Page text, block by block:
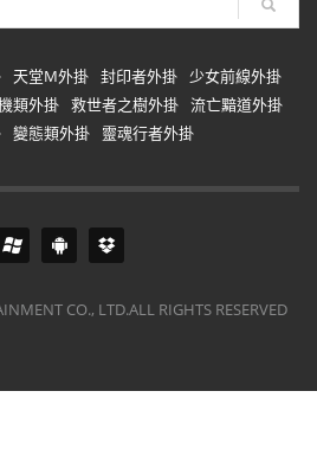
天堂M外掛 封印者外掛
少女前線外掛
類外掛 救世者之樹外掛 流亡黯道外掛
變態類外掛 靈魂行者外掛
CO., LTD.ALL RIGHTS RESERVED